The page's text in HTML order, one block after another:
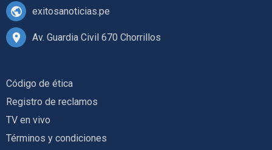
exitosanoticias.pe
Av. Guardia Civil 670 Chorrillos
Código de ética
Registro de reclamos
TV en vivo
Términos y condiciones